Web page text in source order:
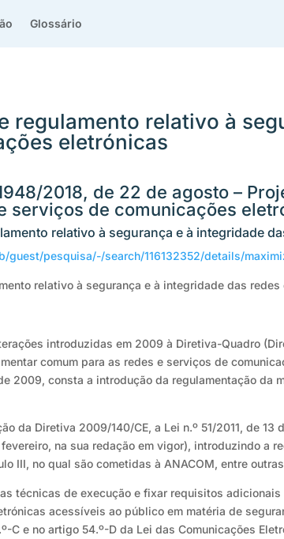
Glossário
regulamento relativo à
eletrónicas
2018, de 22 de agosto –
serviços de comunicações
relativo à segurança e à integridade
guest/pesquisa/-/search/116132352/details/
relativo à segurança e à integridade das
introduzidas em 2009 à Diretiva-Quadro
comum para as redes e serviços de
2009, consta a introdução da regulamentação
da Diretiva 2009/140/CE, a Lei n.º 51/2011, de
na sua redação em vigor), introduzindo a
III, no qual são cometidas à ANACOM, entre
técnicas de execução e fixar requisitos
acessíveis ao público em matéria de
C e no artigo 54.º-D da Lei das Comunicações